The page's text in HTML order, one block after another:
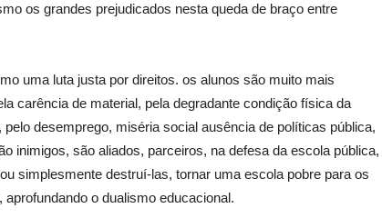
os grandes prejudicados nesta queda de braço entre
uma luta justa por direitos. os alunos são muito mais
carência de material, pela degradante condição física da
desemprego, miséria social ausência de políticas pública,
inimigos, são aliados, parceiros, na defesa da escola pública,
simplesmente destruí-las, tornar uma escola pobre para os
o dualismo educacional.